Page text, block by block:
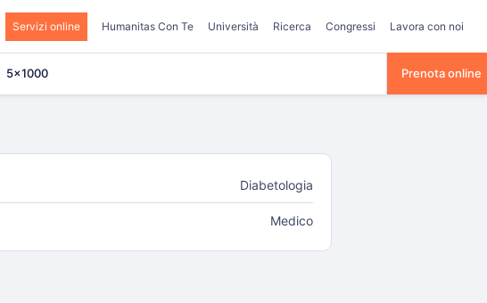
Servizi online Humanitas Con Te Università Ricerca Congressi Lavora con noi
5×1000 Prenota online
Diabetologia
Medico